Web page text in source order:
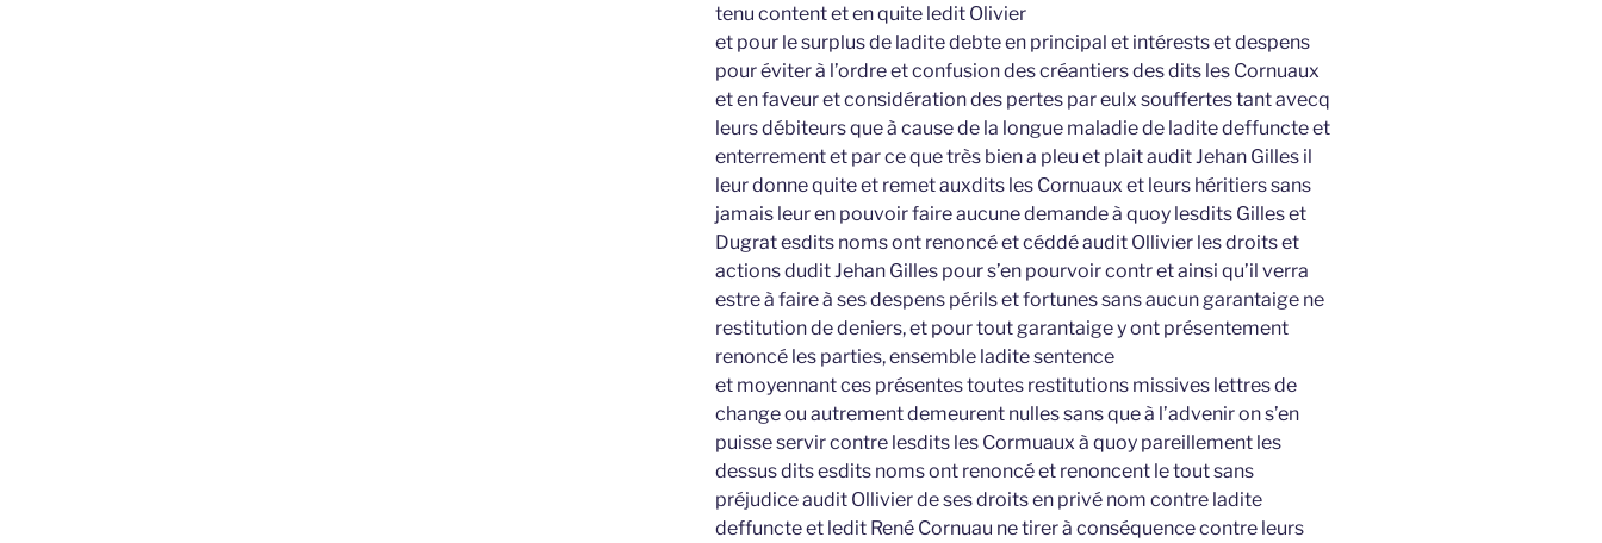
tenu content et en quite ledit Olivier
et pour le surplus de ladite debte en principal et intérests et despens
pour éviter à l’ordre et confusion des créantiers des dits les Cornuaux
et en faveur et considération des pertes par eulx souffertes tant avecq
leurs débiteurs que à cause de la longue maladie de ladite deffuncte et
enterrement et par ce que très bien a pleu et plait audit Jehan Gilles il
leur donne quite et remet auxdits les Cornuaux et leurs héritiers sans
jamais leur en pouvoir faire aucune demande à quoy lesdits Gilles et
Dugrat esdits noms ont renoncé et céddé audit Ollivier les droits et
actions dudit Jehan Gilles pour s’en pourvoir contr et ainsi qu’il verra
estre à faire à ses despens périls et fortunes sans aucun garantaige ne
restitution de deniers, et pour tout garantaige y ont présentement
renoncé les parties, ensemble ladite sentence
et moyennant ces présentes toutes restitutions missives lettres de
change ou autrement demeurent nulles sans que à l’advenir on s’en
puisse servir contre lesdits les Cormuaux à quoy pareillement les
dessus dits esdits noms ont renoncé et renoncent le tout sans
préjudice audit Ollivier de ses droits en privé nom contre ladite
deffuncte et ledit René Cornuau ne tirer à conséquence contre leurs